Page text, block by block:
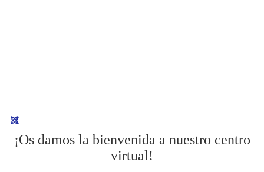
¡Os damos la bienvenida a nuestro centro
virtual!